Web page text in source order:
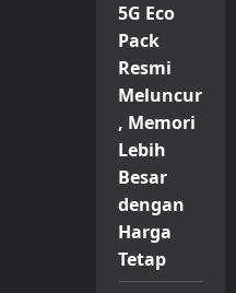
5G Eco
Pack
Resmi
Meluncur
, Memori
Lebih
Besar
dengan
Harga
Tetap